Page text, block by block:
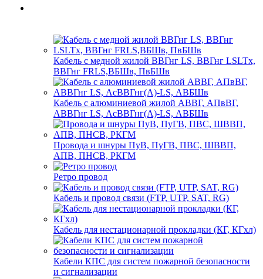
Кабель с медной жилой ВВГнг LS, ВВГнг LSLTx,
ВВГнг FRLS,ВБШв, ПвБШв
Кабель с алюминиевой жилой АВВГ, АПвВГ,
АВВГнг LS, АсВВГнг(А)-LS, АВБШв
Провода и шнуры ПуВ, ПуГВ, ПВС, ШВВП,
АПВ, ПНСВ, РКГМ
Ретро провод
Кабель и провод связи (FTP, UTP, SAT, RG)
Кабель для нестационарной прокладки (КГ, КГхл)
Кабели КПС для систем пожарной безопасности
и сигнализации